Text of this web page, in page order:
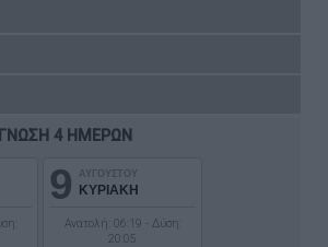
4 ΗΜΕΡΩΝ
9 ΑΥΓΟΥΣΤΟΥ
ΚΥΡΙΑΚΗ
Ανατολή: 06:19 - Δύση:
20:05